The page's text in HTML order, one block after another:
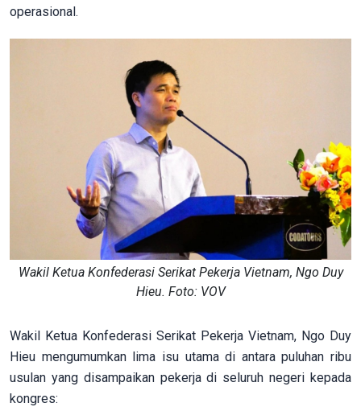
operasional.
Wakil Ketua Konfederasi Serikat Pekerja Vietnam, Ngo Duy
Hieu. Foto: VOV
Wakil Ketua Konfederasi Serikat Pekerja Vietnam, Ngo Duy
Hieu mengumumkan lima isu utama di antara puluhan ribu
usulan yang disampaikan pekerja di seluruh negeri kepada
kongres: